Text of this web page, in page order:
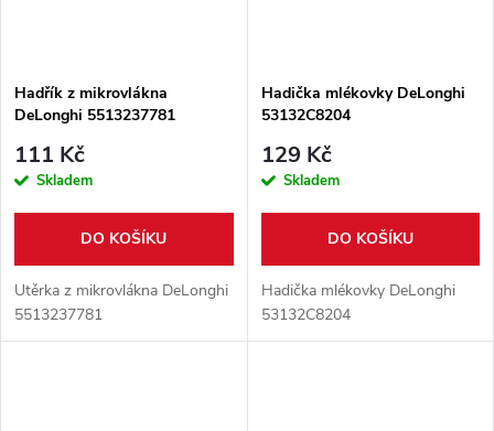
Hadřík z mikrovlákna
DeLonghi 5513237781
111 Kč
Skladem
DO KOŠÍKU
Utěrka z mikrovlákna DeLonghi
5513237781
Hadička mlékovky DeLonghi
53132C8204
129 Kč
Skladem
DO KOŠÍKU
Hadička mlékovky DeLonghi
53132C8204